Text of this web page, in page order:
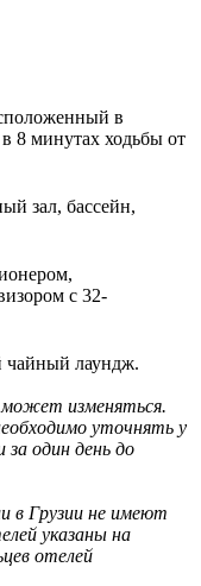
в
8 минутах ходьбы от
зал, бассейн,
с 32-
лаундж.
может изменяться.
уточнять у
за один день до
в Грузии не имеют
указаны на
отелей